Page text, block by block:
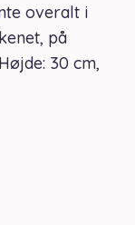
overalt i
på
30 cm,